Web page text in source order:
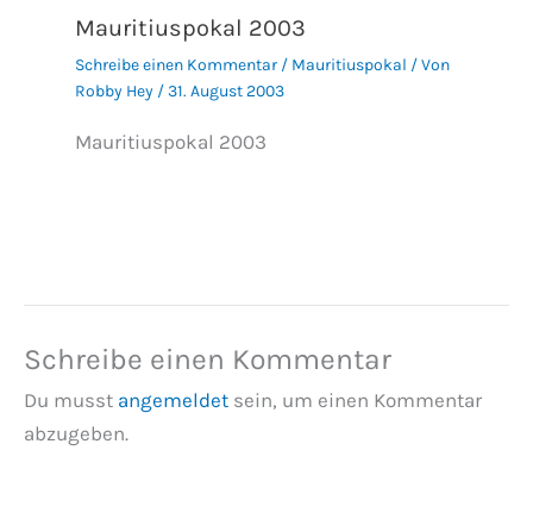
Mauritiuspokal 2003
Schreibe einen Kommentar / Mauritiuspokal / Von
Robby Hey /31. August 2003
Mauritiuspokal 2003
Schreibe einen Kommentar
Du musst angemeldet sein, um einen Kommentar
abzugeben.